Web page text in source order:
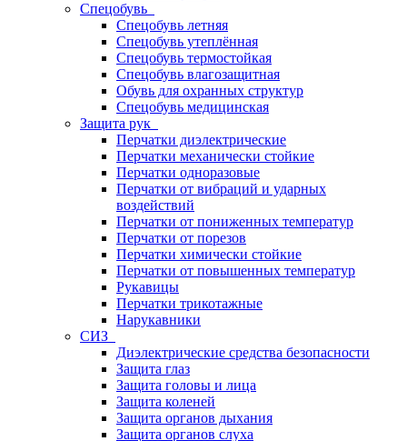
Спецобувь
Спецобувь летняя
Спецобувь утеплённая
Спецобувь термостойкая
Спецобувь влагозащитная
Обувь для охранных структур
Спецобувь медицинская
Защита рук
Перчатки диэлектрические
Перчатки механически стойкие
Перчатки одноразовые
Перчатки от вибраций и ударных
воздействий
Перчатки от пониженных температур
Перчатки от порезов
Перчатки химически стойкие
Перчатки от повышенных температур
Рукавицы
Перчатки трикотажные
Нарукавники
СИЗ
Диэлектрические средства безопасности
Защита глаз
Защита головы и лица
Защита коленей
Защита органов дыхания
Защита органов слуха